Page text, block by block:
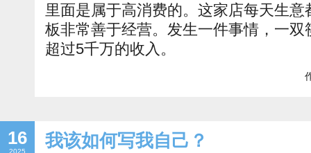
里面是属于高消费的。这家店每天生
板非常善于经营。发生一件事情，一
超过5千万的收入。
16
2025
我该如何写我自己？